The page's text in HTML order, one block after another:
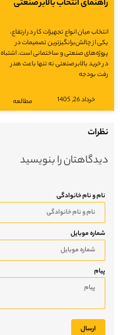
راهنمای انتخاب بالابر صنعتی
انتخاب میان انواع تجهیزات کار در ارتفاع،
یکی از چالش‌برانگیزترین تصمیمات در
پروژه‌های صنعتی و ساختمانی است. اشتباه
در خرید بالابر صنعتی نه تنها باعث هدر
رفت بودجه
مطالعه خرداد 26, 1405
نظرات
دیدگاهتان را بنویسید
نام و نام خانوادگی
شماره موبایل
پیام
ارسال